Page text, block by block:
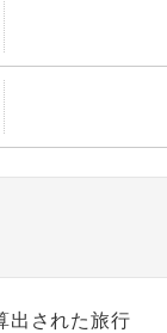
出された旅行